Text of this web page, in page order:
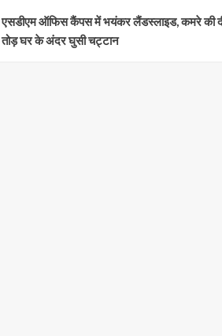
एसडीएम ऑफिस कैंपस में भयंकर लैंडस्लाइड, कमरे की
तोड़ घर के अंदर घुसी चट्टान